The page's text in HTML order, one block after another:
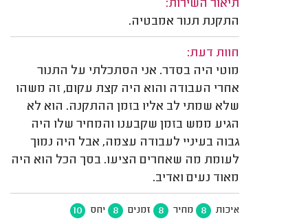
תיאור השירות:
התקנת תנור אמבטיה.
חוות דעת:
מוטי היה בסדר. אני הסתכלתי על התנור
אחרי העבודה והוא היה קצת עקום, זה משהו
שלא שמתי לב אליו בזמן ההתקנה. הוא לא
הגיע ממש בזמן שקבענו והמחיר שלו היה
גבוה בעיניי לעבודה עצמה, אבל היה נמוך
לעומת מה שאחרים הציעו. בסך הכל הוא היה
מאוד נעים ואדיב.
איכות 8 מחיר 8 זמנים 8 יחס 10